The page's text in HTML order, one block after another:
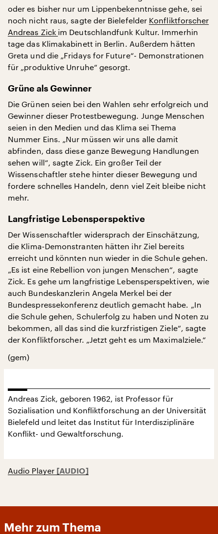
oder es bisher nur um Lippenbekenntnisse gehe, sei
noch nicht raus, sagte der Bielefelder Konfliktforscher
Andreas Zick im Deutschlandfunk Kultur. Immerhin
tage das Klimakabinett in Berlin. Außerdem hätten
Greta und die „Fridays for Future“- Demonstrationen
für „produktive Unruhe“ gesorgt.
Grüne als Gewinner
Die Grünen seien bei den Wahlen sehr erfolgreich und
Gewinner dieser Protestbewegung. Junge Menschen
seien in den Medien und das Klima sei Thema
Nummer Eins. „Nur müssen wir uns alle damit
abfinden, dass diese ganze Bewegung Handlungen
sehen will“, sagte Zick. Ein großer Teil der
Wissenschaftler stehe hinter dieser Bewegung und
fordere schnelles Handeln, denn viel Zeit bleibe nicht
mehr.
Langfristige Lebensperspektive
Der Wissenschaftler widersprach der Einschätzung,
die Klima-Demonstranten hätten ihr Ziel bereits
erreicht und könnten nun wieder in die Schule gehen.
„Es ist eine Rebellion von jungen Menschen“, sagte
Zick. Es gehe um langfristige Lebensperspektiven, wie
auch Bundeskanzlerin Angela Merkel bei der
Bundespressekonferenz deutlich gemacht habe. „In
die Schule gehen, Schulerfolg zu haben und Noten zu
bekommen, all das sind die kurzfristigen Ziele“, sagte
der Konfliktforscher. „Jetzt geht es um Maximalziele.“
(gem)
Andreas Zick, geboren 1962, ist Professor für
Sozialisation und Konfliktforschung an der Universität
Bielefeld und leitet das Institut für Interdisziplinäre
Konflikt- und Gewaltforschung.
Audio Player
Mehr zum Thema